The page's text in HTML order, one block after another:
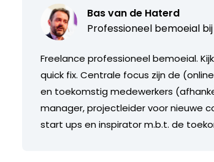
Bas van de Haterd
Professioneel bemoeial bij
Freelance professioneel bemoeial.
quick fix. Centrale focus zijn de
en toekomstig medewerkers
manager, projectleider voor nieuwe
start ups en inspirator m.b.t. de